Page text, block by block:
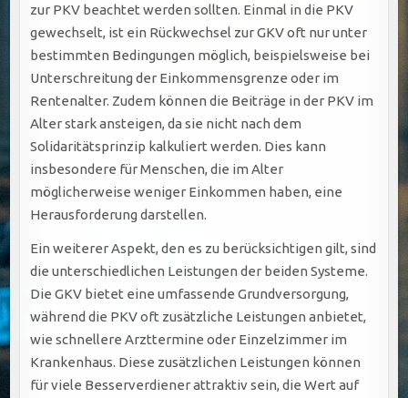
zur PKV beachtet werden sollten. Einmal in die PKV
gewechselt, ist ein Rückwechsel zur GKV oft nur unter
bestimmten Bedingungen möglich, beispielsweise bei
Unterschreitung der Einkommensgrenze oder im
Rentenalter. Zudem können die Beiträge in der PKV im
Alter stark ansteigen, da sie nicht nach dem
Solidaritätsprinzip kalkuliert werden. Dies kann
insbesondere für Menschen, die im Alter
möglicherweise weniger Einkommen haben, eine
Herausforderung darstellen.
Ein weiterer Aspekt, den es zu berücksichtigen gilt, sind
die unterschiedlichen Leistungen der beiden Systeme.
Die GKV bietet eine umfassende Grundversorgung,
während die PKV oft zusätzliche Leistungen anbietet,
wie schnellere Arzttermine oder Einzelzimmer im
Krankenhaus. Diese zusätzlichen Leistungen können
für viele Besserverdiener attraktiv sein, die Wert auf